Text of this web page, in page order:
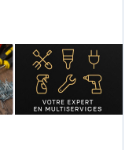
entrepreneur déclaré Travail soigné Devis gratuit